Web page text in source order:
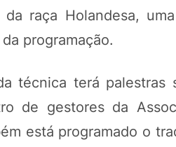
raça Holandesa,
programação.
técnica terá palestras
de gestores da
está programado o